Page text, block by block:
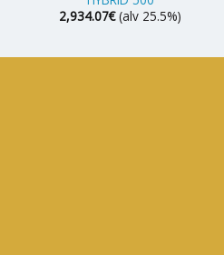
2,934.07€ (alv 25.5%)